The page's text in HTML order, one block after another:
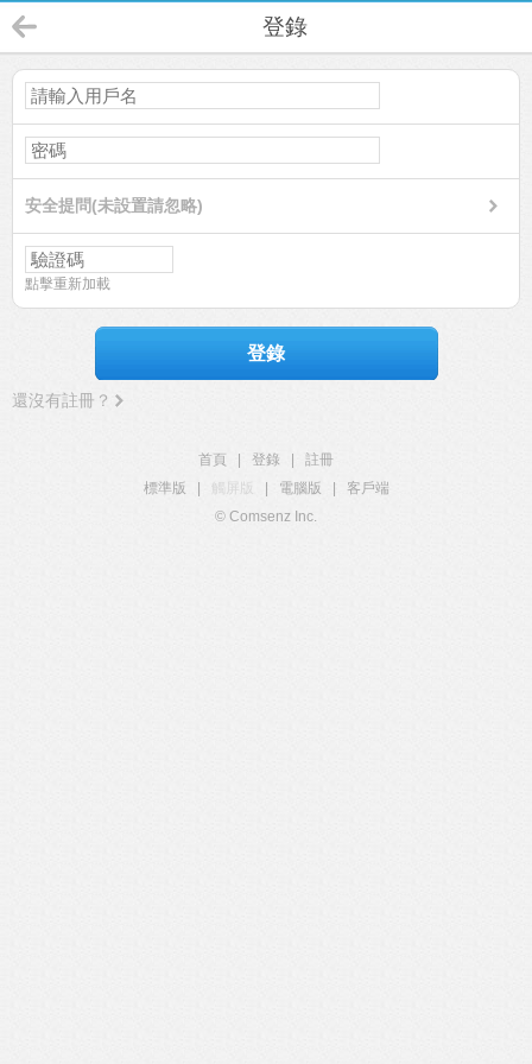
登錄
安全提問(未設置請忽略)
點擊重新加載
登錄
還沒有註冊？
首頁 登錄
註冊
標準版
觸屏版 電腦版
客戶端
© Comsenz Inc.